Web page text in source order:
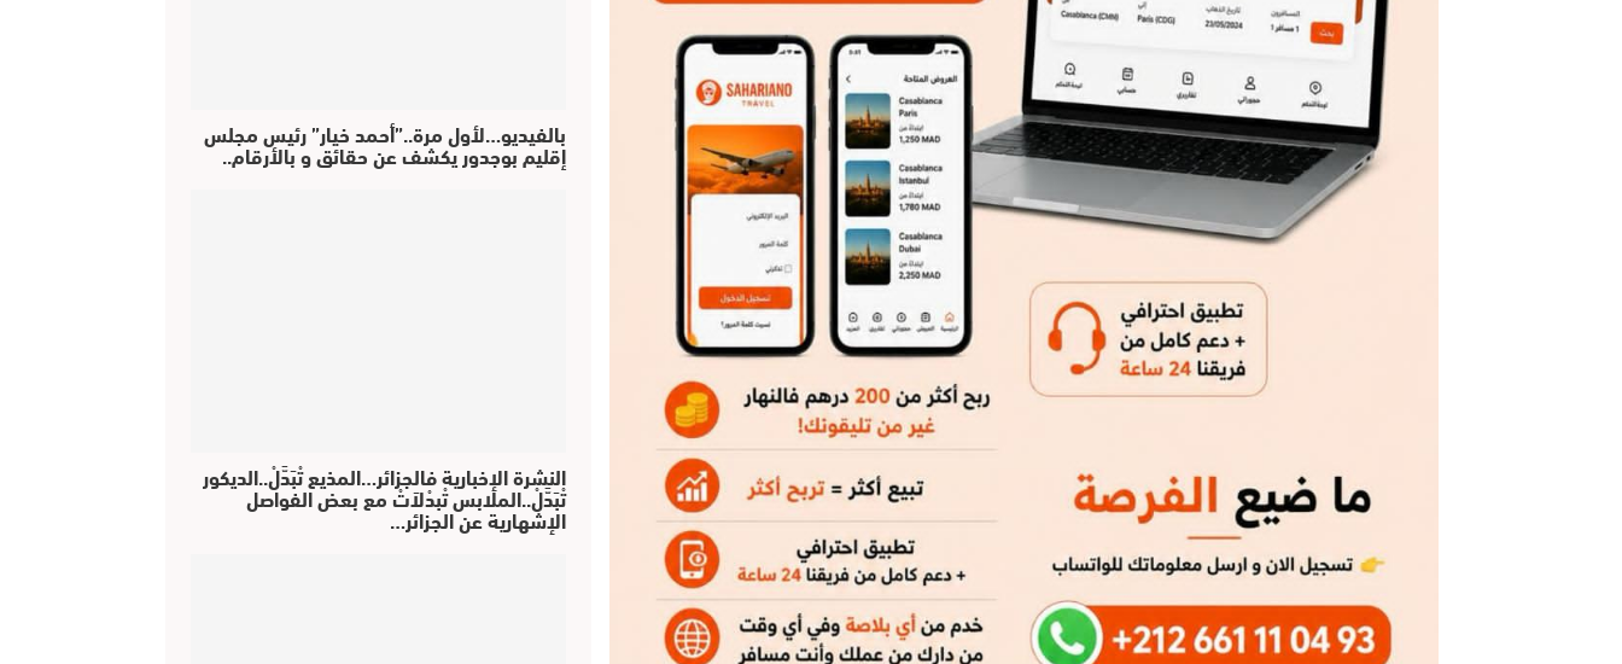
بالفيديو…لأول مرة..”أحمد خيار” رئيس مجلس
إقليم بوجدور يكشف عن حقائق و بالأرقام..
النشرة الإخبارية فالجزائر…المذيع تْبَدَّلْ..الديكور
تْبَدَّلْ..الملابس تْبدْلاَتْ مع بعض الفواصل
الإشهارية عن الجزائر…